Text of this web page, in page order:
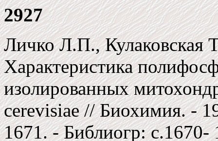
2927
Личко Л.П., Кулаковская
Характеристика
изолированных
cerevisiae // Биохимия. -
1671. - Библиогр: c.1670-